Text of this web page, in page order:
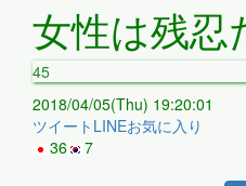
女性は残忍
45
2018/04/05(Thu) 19:20:01
ツイート LINEお気に入り
36
7